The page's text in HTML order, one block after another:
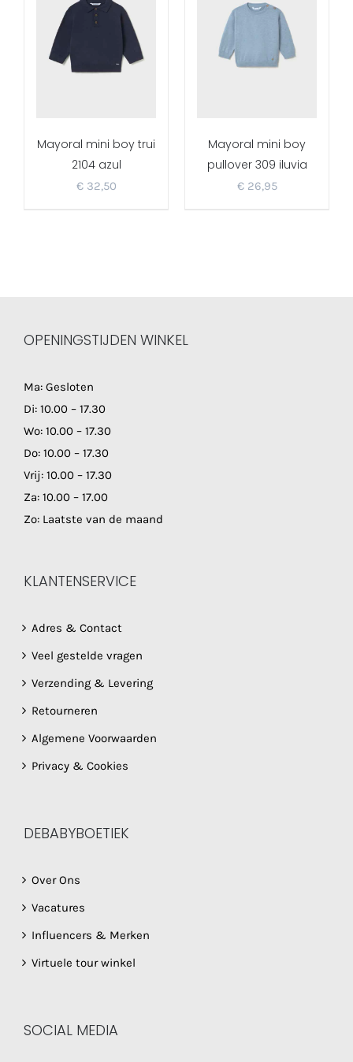
Mayoral mini boy trui
2104 azul
€32,50
Mayoral mini boy
pullover 309 iluvia
€26,95
OPENINGSTIJDEN WINKEL
Ma: Gesloten
Di: 10.00 – 17.30
Wo: 10.00 – 17.30
Do: 10.00 – 17.30
Vrij: 10.00 – 17.30
Za: 10.00 – 17.00
Zo: Laatste van de maand
KLANTENSERVICE
Adres & Contact
Veel gestelde vragen
Verzending & Levering
Retourneren
Algemene Voorwaarden
Privacy & Cookies
DEBABYBOETIEK
Over Ons
Vacatures
Influencers & Merken
Virtuele tour winkel
SOCIAL MEDIA